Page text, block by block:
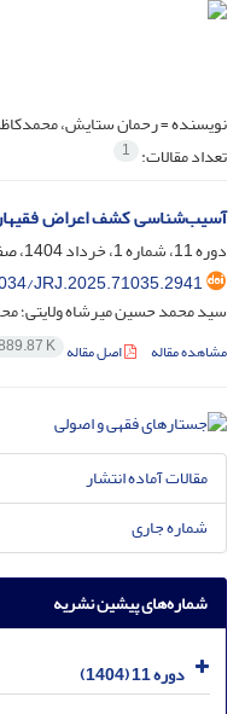
نویسنده =رحمان ستایش،
تعداد مقالات: 1
آسیب‌شناسی کشف اعراض
دوره 11، شماره 1، خرداد 1404، صفحه
JRJ.2025.71035.2941
سید محمد حسین میرشاه ولایتی؛
مشاهده مقاله اصل مقاله K
مقالات آماده انتشار
شماره جاری
شماره‌های پیشین نشریه
دوره 11 (1404)